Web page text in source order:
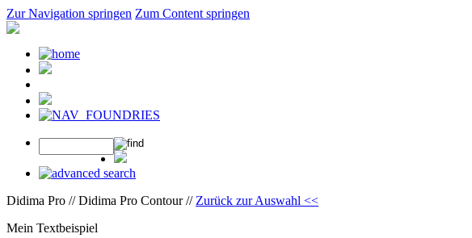
Zur Navigation springen Zum Content springen
Didima Pro // Didima Pro Contour // Zurück zur Auswahl <<
Mein Textbeispiel